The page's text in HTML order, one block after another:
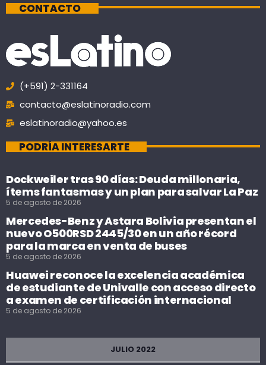
CONTACTO
(+591) 2-331164
contacto@eslatinoradio.com
eslatinoradio@yahoo.es
PODRÍA INTERESARTE
Dockweiler tras 90 días: Deuda millonaria,
ítems fantasmas y un plan para salvar La Paz
5 de agosto de 2026
Mercedes-Benz y Astara Bolivia presentan el
nuevo O500RSD 2445/30 en un año récord
para la marca en venta de buses
5 de agosto de 2026
Huawei reconoce la excelencia académica
de estudiante de Univalle con acceso directo
a examen de certificación internacional
5 de agosto de 2026
JULIO 2022